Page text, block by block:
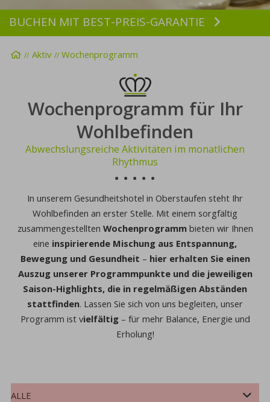
BUCHEN MIT BEST-PREIS-GARANTIE Buchen
Startseite
Aktiv Wochenprogramm
Wochenprogramm für Ihr
Wohlbefinden
Abwechslungsreiche Aktivitäten im monatlichen
Rhythmus
In unserem Gesundheitshotel in Oberstaufen steht Ihr
Wohlbefinden an erster Stelle. Mit einem sorgfältig
zusammengestellten Wochenprogrammbieten wir Ihnen
eine inspirierende Mischung aus Entspannung,
Bewegung und Gesundheit – hier erhalten Sie einen
Auszug unserer Programmpunkte und die jeweiligen
Saison-Highlights, die in regelmäßigen Abständen
stattfinden. Lassen Sie sich von uns begleiten, unser
Programm ist vielfältig– für mehr Balance, Energie und
Erholung!
ALLE